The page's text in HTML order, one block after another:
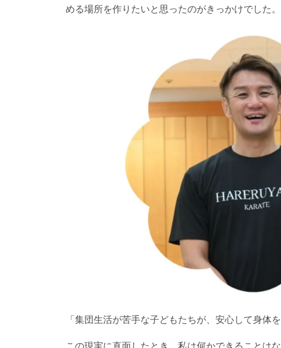
める場所を作りたいと思ったのがきっかけでした。
「集団生活が苦手な子どもたちが、安心して身体
この現実に直面したとき、私は何かできることは